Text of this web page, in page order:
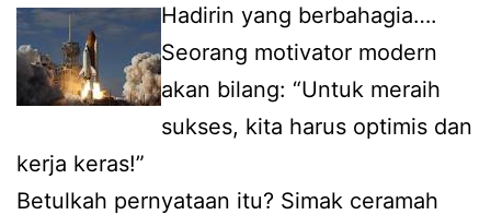
Hadirin yang berbahagia….
Seorang motivator modern
akan bilang: “Untuk meraih
sukses, kita harus optimis dan
kerja keras!”
Betulkah pernyataan itu? Simak ceramah